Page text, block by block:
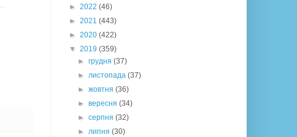
► 2022 (46)
► 2021 (443)
► 2020 (422)
▼ 2019 (359)
►грудня(37)
►листопада(37)
►жовтня(36)
►вересня(34)
►серпня(32)
►липня(30)